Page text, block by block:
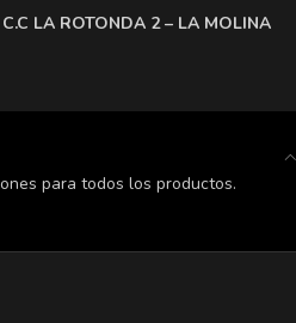
​C.C LA ROTONDA 2 – LA MOLINA
para todos los productos.